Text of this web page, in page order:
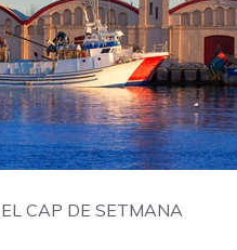
CAP DE SETMANA